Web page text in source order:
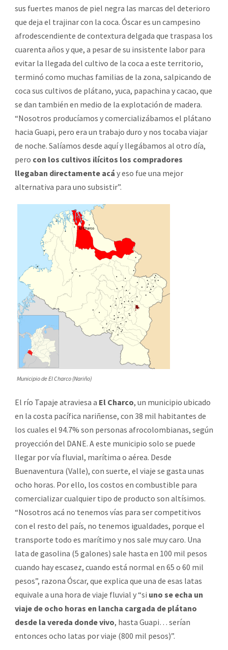
sus fuertes manos de piel negra las marcas del deterioro
que deja el trajinar con la coca. Óscar es un campesino
afrodescendiente de contextura delgada que traspasa los
cuarenta años y que, a pesar de su insistente labor para
evitar la llegada del cultivo de la coca a este territorio,
terminó como muchas familias de la zona, salpicando de
coca sus cultivos de plátano, yuca, papachina y cacao, que
se dan también en medio de la explotación de madera.
“Nosotros producíamos y comercializábamos el plátano
hacia Guapi, pero era un trabajo duro y nos tocaba viajar
de noche. Salíamos desde aquí y llegábamos al otro día,
pero con los cultivos ilícitos los compradores
llegaban directamente acá y eso fue una mejor
alternativa para uno subsistir”.
Municipio de El Charco (Nariño)
El río Tapaje atraviesa a El Charco, un municipio ubicado
en la costa pacífica nariñense, con 38 mil habitantes de
los cuales el 94.7% son personas afrocolombianas, según
proyección del DANE. A este municipio solo se puede
llegar por vía fluvial, marítima o aérea. Desde
Buenaventura (Valle), con suerte, el viaje se gasta unas
ocho horas. Por ello, los costos en combustible para
comercializar cualquier tipo de producto son altísimos.
“Nosotros acá no tenemos vías para ser competitivos
con el resto del país, no tenemos igualdades, porque el
transporte todo es marítimo y nos sale muy caro. Una
lata de gasolina (5 galones) sale hasta en 100 mil pesos
cuando hay escasez, cuando está normal en 65 o 60 mil
pesos”, razona Óscar, que explica que una de esas latas
equivale a una hora de viaje fluvial y “si uno se echa un
viaje de ocho horas en lancha cargada de plátano
desde la vereda donde vivo, hasta Guapi… serían
entonces ocho latas por viaje (800 mil pesos)”.